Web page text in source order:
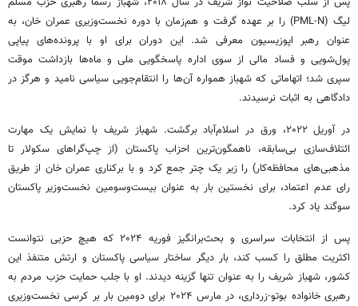
لیگ (PML-N) را بر عهده گرفت و هم‌زمان با دوره نخست‌وزیری عمران خان، به
عنوان رهبر اپوزیسیون معرفی شد. این دوران برای او با پرونده‌های پیاپی
پول‌شویی و فساد مالی از سوی اداره پاسخگویی ملی و ماه‌ها بازداشت موقت
سپری شد؛ اتهاماتی که شهباز همواره آن‌ها را انتقام‌جویی سیاسی نامید و هرگز در
دادگاهی به اثبات نرسیدند.
در آوریل ۲۰۲۲، ورق در اسلام‌آباد برگشت. شهباز شریف با نمایش یک مهارت
ائتلاف‌سازی بی‌سابقه، ناهمگون‌ترین احزاب پاکستان (از چپ‌گراهای سکولار تا
مذهبی‌های محافظه‌کار) را زیر یک چتر جمع کرد و با برکناری عمران خان از طریق
رای عدم اعتماد، برای نخستین بار به عنوان بیست‌وسومین نخست‌وزیر پاکستان
سوگند یاد کرد.
پس از انتخابات سراسری و بحث‌برانگیز فوریه ۲۰۲۴ که هیچ حزبی نتوانست
اکثریت مطلق را کسب کند، بار دیگر ساختار سیاسی پاکستان و ارتش متنفذ این
کشور، شهباز شریف را به عنوان تنها گزینه دیدند. او با جلب حمایت حزب مردم به
رهبری خانواده بوتو-زرداری، در مارس ۲۰۲۴ برای دومین بار بر کرسی نخست‌وزیری